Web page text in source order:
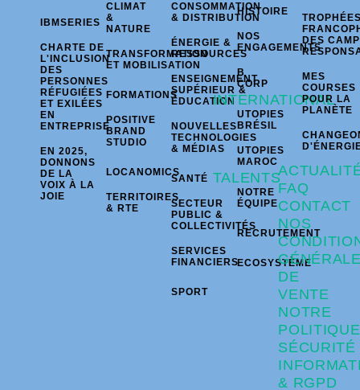
IBMSERIES
CHARTE DE
L'INCLUSION
DES
PERSONNES
RÉFUGIÉES
ET EXILÉES
EN
ENTREPRISE
EN 2025,
DONNONS
DE LA
VOIX À LA
JOIE
CLIMAT
&
NATURE
TRANSFORMATION
ET MOBILISATION
FORMATIONS
POSITIVE
BRAND
STUDIO
LOCANOMICS
TERRITOIRES
& RTE
CONSOMMATION
& DISTRIBUTION
ÉNERGIE &
RESSOURCES
ENSEIGNEMENT
SUPÉRIEUR &
ÉDUCATION
NOUVELLES
TECHNOLOGIES
& MÉDIAS
SANTÉ
SECTEUR
PUBLIC &
COLLECTIVITÉS
SERVICES
FINANCIERS
SPORT
HISTOIRE
NOS
ENGAGEMENTS
B
CORP
INTERNATIONAL
UTOPIES
BRÉSIL
UTOPIES
MAROC
TALENTS
NOTRE
ÉQUIPE
RECRUTEMENT
ECOSYSTÈME
DES
MES
COURSES
POUR LA
PLANÈTE
FAQ
CONTACT
NOS
DE
VENTE
NOTRE
POLITIQUE
SÉCURITÉ
& RGPD